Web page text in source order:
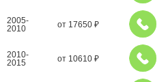
2005-
2010
от 17650 ₽
2010-
2015
от 10610 ₽